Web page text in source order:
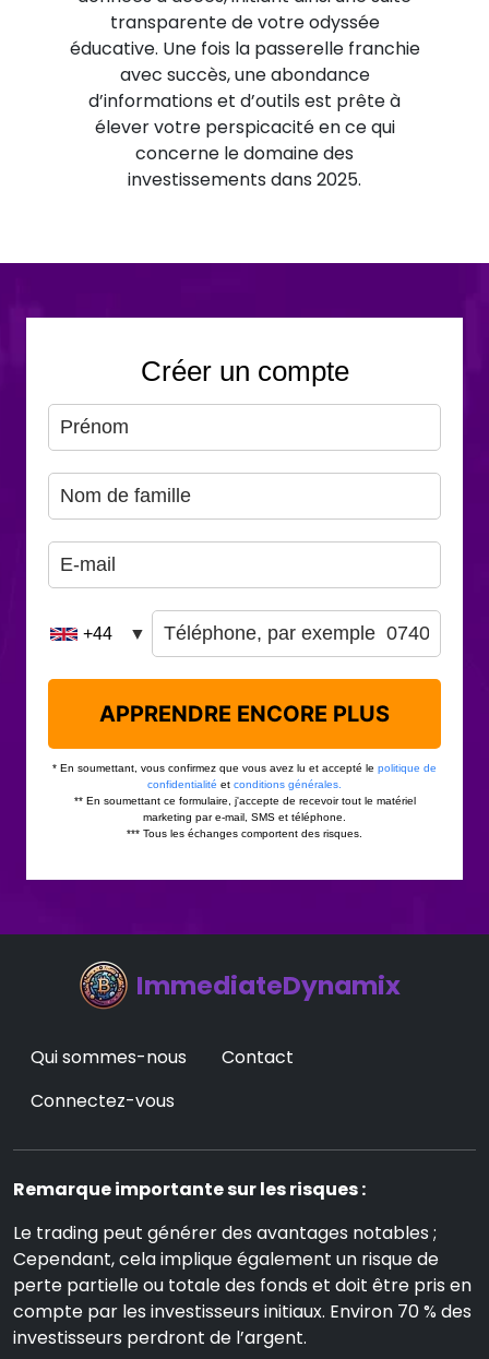
transparente de votre odyssée
éducative. Une fois la passerelle franchie
avec succès, une abondance
d’informations et d’outils est prête à
élever votre perspicacité en ce qui
concerne le domaine des
investissements dans 2025.
ImmediateDynamix
Qui sommes-nous
Contact
Connectez-vous
Remarque importante sur les risques :
Le trading peut générer des avantages notables ;
Cependant, cela implique également un risque de
perte partielle ou totale des fonds et doit être pris en
compte par les investisseurs initiaux. Environ 70 % des
investisseurs perdront de l’argent.